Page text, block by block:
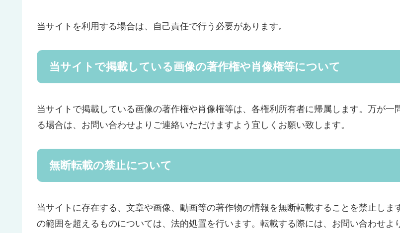
当サイトを利用する場合は、自己責任で行う必要があります。
当サイトで掲載している画像の著作権や肖像権等について
当サイトで掲載している画像の著作権や肖像権等は、各権利所有者に帰属します。万が一
る場合は、お問い合わせよりご連絡いただけますよう宜しくお願い致します。
無断転載の禁止について
当サイトに存在する、文章や画像、動画等の著作物の情報を無断転載することを禁止しま
の範囲を超えるものについては、法的処置を行います。転載する際には、お問い合わせよ